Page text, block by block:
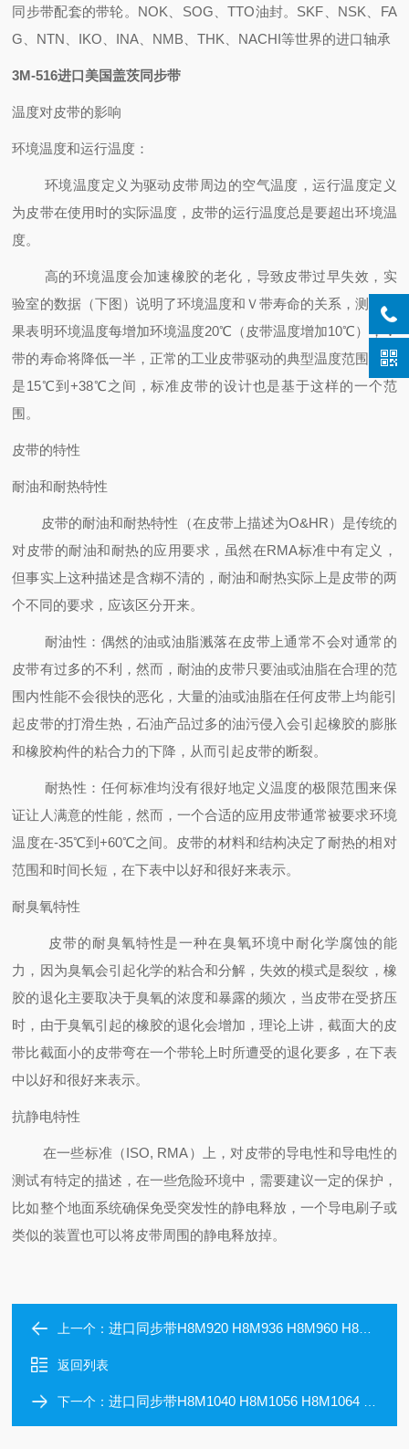
同步带配套的带轮。NOK、SOG、TTO油封。SKF、NSK、FA
G、NTN、IKO、INA、NMB、THK、NACHI等世界的进口轴承
3M-516进口美国盖茨同步带
温度对皮带的影响
环境温度和运行温度：
环境温度定义为驱动皮带周边的空气温度，运行温度定义
为皮带在使用时的实际温度，皮带的运行温度总是要超出环境温
度。
高的环境温度会加速橡胶的老化，导致皮带过早失效，实
验室的数据（下图）说明了环境温度和Ｖ带寿命的关系，测试结
果表明环境温度每增加环境温度20℃（皮带温度增加10℃），Ｖ
带的寿命将降低一半，正常的工业皮带驱动的典型温度范围应该
是15℃到+38℃之间，标准皮带的设计也是基于这样的一个范
围。
皮带的特性
耐油和耐热特性
皮带的耐油和耐热特性（在皮带上描述为O&HR）是传统的
对皮带的耐油和耐热的应用要求，虽然在RMA标准中有定义，
但事实上这种描述是含糊不清的，耐油和耐热实际上是皮带的两
个不同的要求，应该区分开来。
耐油性：偶然的油或油脂溅落在皮带上通常不会对通常的
皮带有过多的不利，然而，耐油的皮带只要油或油脂在合理的范
围内性能不会很快的恶化，大量的油或油脂在任何皮带上均能引
起皮带的打滑生热，石油产品过多的油污侵入会引起橡胶的膨胀
和橡胶构件的粘合力的下降，从而引起皮带的断裂。
耐热性：任何标准均没有很好地定义温度的极限范围来保
证让人满意的性能，然而，一个合适的应用皮带通常被要求环境
温度在-35℃到+60℃之间。皮带的材料和结构决定了耐热的相对
范围和时间长短，在下表中以好和很好来表示。
耐臭氧特性
皮带的耐臭氧特性是一种在臭氧环境中耐化学腐蚀的能
力，因为臭氧会引起化学的粘合和分解，失效的模式是裂纹，橡
胶的退化主要取决于臭氧的浓度和暴露的频次，当皮带在受挤压
时，由于臭氧引起的橡胶的退化会增加，理论上讲，截面大的皮
带比截面小的皮带弯在一个带轮上时所遭受的退化要多，在下表
中以好和很好来表示。
抗静电特性
在一些标准（ISO, RMA）上，对皮带的导电性和导电性的
测试有特定的描述，在一些危险环境中，需要建议一定的保护，
比如整个地面系统确保免受突发性的静电释放，一个导电刷子或
类似的装置也可以将皮带周围的静电释放掉。
上一个：进口同步带H8M920 H8M936 H8M960 H8M968 H8M1000
返回列表
下一个：进口同步带H8M1040 H8M1056 H8M1064 H8M1080 H8M1120